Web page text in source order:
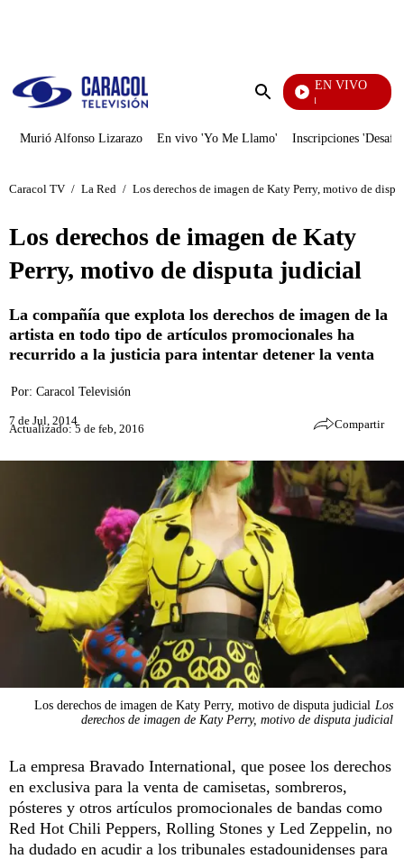
Enviar
EN VIVO
Noticias Caracol
Murió Alfonso Lizarazo En vivo 'Yo Me Llamo' Inscripciones
Caracol TV / La Red / Los derechos de imagen de Katy Perry, motivo de
Los derechos de imagen de Katy
Perry, motivo de disputa judicial
La compañía que explota los derechos de imagen de la
artista en todo tipo de artículos promocionales ha
recurrido a la justicia para intentar detener la venta
Por: Caracol Televisión
7 de Jul, 2014
Actualizado: 5 de feb, 2016 Compartir
Los derechos de imagen de Katy Perry, motivo de disputa judicial Los
derechos de imagen de Katy Perry, motivo de disputa judicial
La empresa Bravado International, que posee los derechos
en exclusiva para la venta de camisetas, sombreros,
pósteres y otros artículos promocionales de bandas como
Red Hot Chili Peppers, Rolling Stones y Led Zeppelin, no
ha dudado en acudir a los tribunales estadounidenses para